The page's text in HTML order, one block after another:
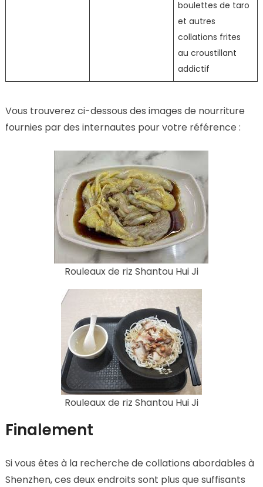
boulettes de taro
et autres
collations frites
au croustillant
addictif
Vous trouverez ci-dessous des images de nourriture
fournies par des internautes pour votre référence :
Rouleaux de riz Shantou Hui Ji
Rouleaux de riz Shantou Hui Ji
Finalement
Si vous êtes à la recherche de collations abordables à
Shenzhen, ces deux endroits sont plus que suffisants